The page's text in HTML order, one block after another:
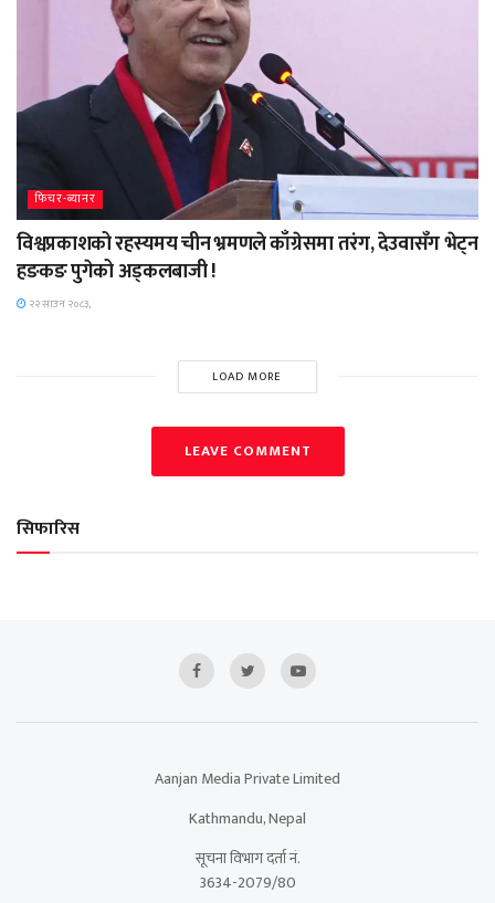
फिचर-ब्यानर
विश्वप्रकाशको रहस्यमय चीन भ्रमणले काँग्रेसमा तरंग, देउवासँग भेट्न
हङकङ पुगेको अड्कलबाजी !
२२ साउन २०८३,
LOAD MORE
LEAVE COMMENT
सिफारिस
Aanjan Media Private Limited
Kathmandu, Nepal
सूचना विभाग दर्ता नं.
3634-2079/80